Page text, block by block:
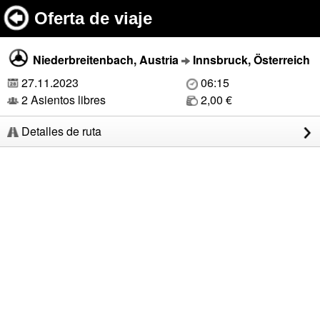
Oferta de viaje
Niederbreitenbach, Austria
Innsbruck, Österreich
27.11.2023
06:15
2 Asientos libres
2,00 €
Detalles de ruta